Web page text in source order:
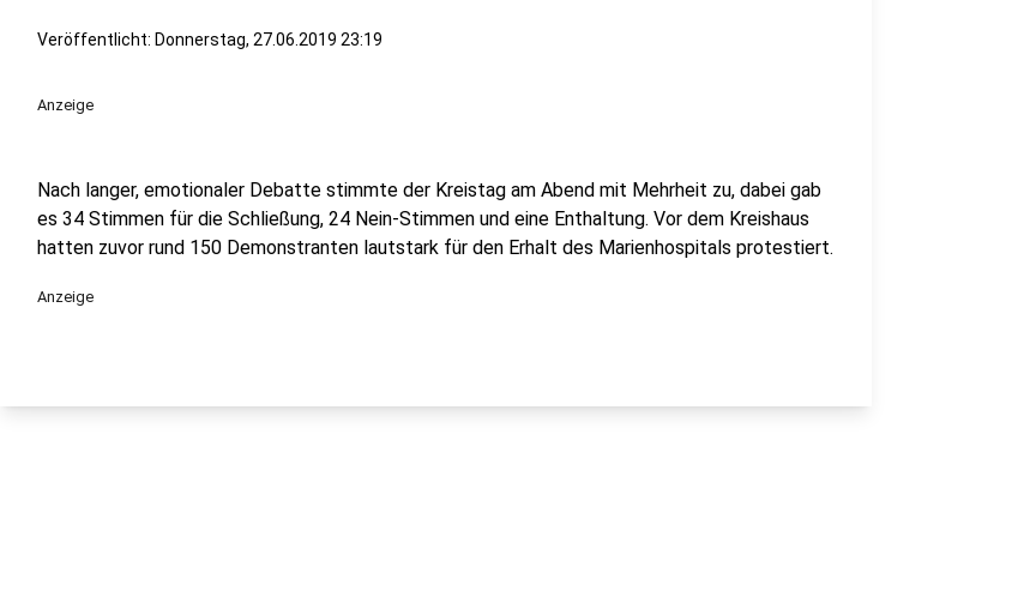
Veröffentlicht: Donnerstag, 27.06.2019 23:19
Anzeige
Nach langer, emotionaler Debatte stimmte der Kreistag am Abend mit Mehrheit zu, dabei gab
es 34 Stimmen für die Schließung, 24 Nein-Stimmen und eine Enthaltung. Vor dem Kreishaus
hatten zuvor rund 150 Demonstranten lautstark für den Erhalt des Marienhospitals protestiert.
Anzeige